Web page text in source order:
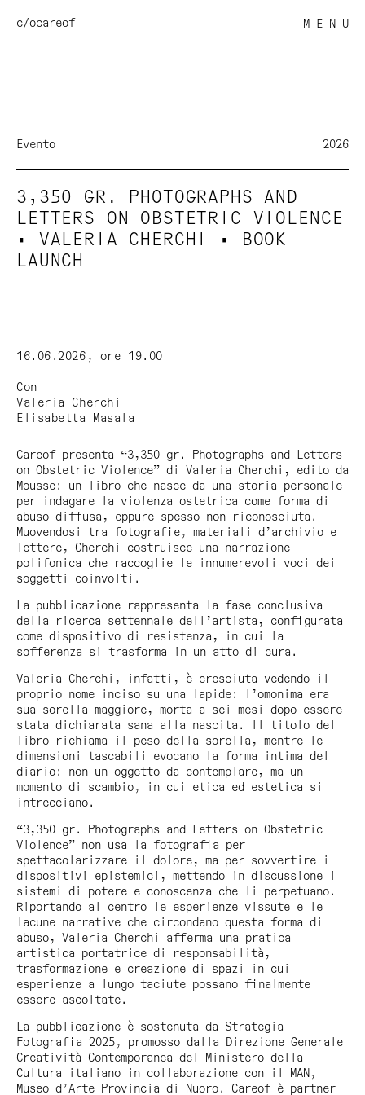
c/ocareof M E N U
Evento 2026
3,350 GR. PHOTOGRAPHS AND
LETTERS ON OBSTETRIC VIOLENCE
• VALERIA CHERCHI • BOOK
LAUNCH
16.06.2026, ore 19.00
Con
Valeria Cherchi
Elisabetta Masala
Careof presenta “3,350 gr. Photographs and Letters
on Obstetric Violence” di Valeria Cherchi, edito da
Mousse: un libro che nasce da una storia personale
per indagare la violenza ostetrica come forma di
abuso diffusa, eppure spesso non riconosciuta.
Muovendosi tra fotografie, materiali d’archivio e
lettere, Cherchi costruisce una narrazione
polifonica che raccoglie le innumerevoli voci dei
soggetti coinvolti.
La pubblicazione rappresenta la fase conclusiva
della ricerca settennale dell’artista, configurata
come dispositivo di resistenza, in cui la
sofferenza si trasforma in un atto di cura.
Valeria Cherchi, infatti, è cresciuta vedendo il
proprio nome inciso su una lapide: l’omonima era
sua sorella maggiore, morta a sei mesi dopo essere
stata dichiarata sana alla nascita. Il titolo del
libro richiama il peso della sorella, mentre le
dimensioni tascabili evocano la forma intima del
diario: non un oggetto da contemplare, ma un
momento di scambio, in cui etica ed estetica si
intrecciano.
“3,350 gr. Photographs and Letters on Obstetric
Violence” non usa la fotografia per
spettacolarizzare il dolore, ma per sovvertire i
dispositivi epistemici, mettendo in discussione i
sistemi di potere e conoscenza che li perpetuano.
Riportando al centro le esperienze vissute e le
lacune narrative che circondano questa forma di
abuso, Valeria Cherchi afferma una pratica
artistica portatrice di responsabilità,
trasformazione e creazione di spazi in cui
esperienze a lungo taciute possano finalmente
essere ascoltate.
La pubblicazione è sostenuta da Strategia
Fotografia 2025, promosso dalla Direzione Generale
Creatività Contemporanea del Ministero della
Cultura italiano in collaborazione con il MAN,
Museo d’Arte Provincia di Nuoro. Careof è partner